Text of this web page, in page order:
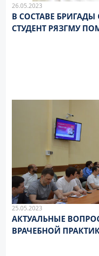
26.05.2023
В СОСТАВЕ
СТУДЕНТ РЯЗГМУ
25.05.2023
АКТУАЛЬНЫЕ
ВРАЧЕБНОЙ